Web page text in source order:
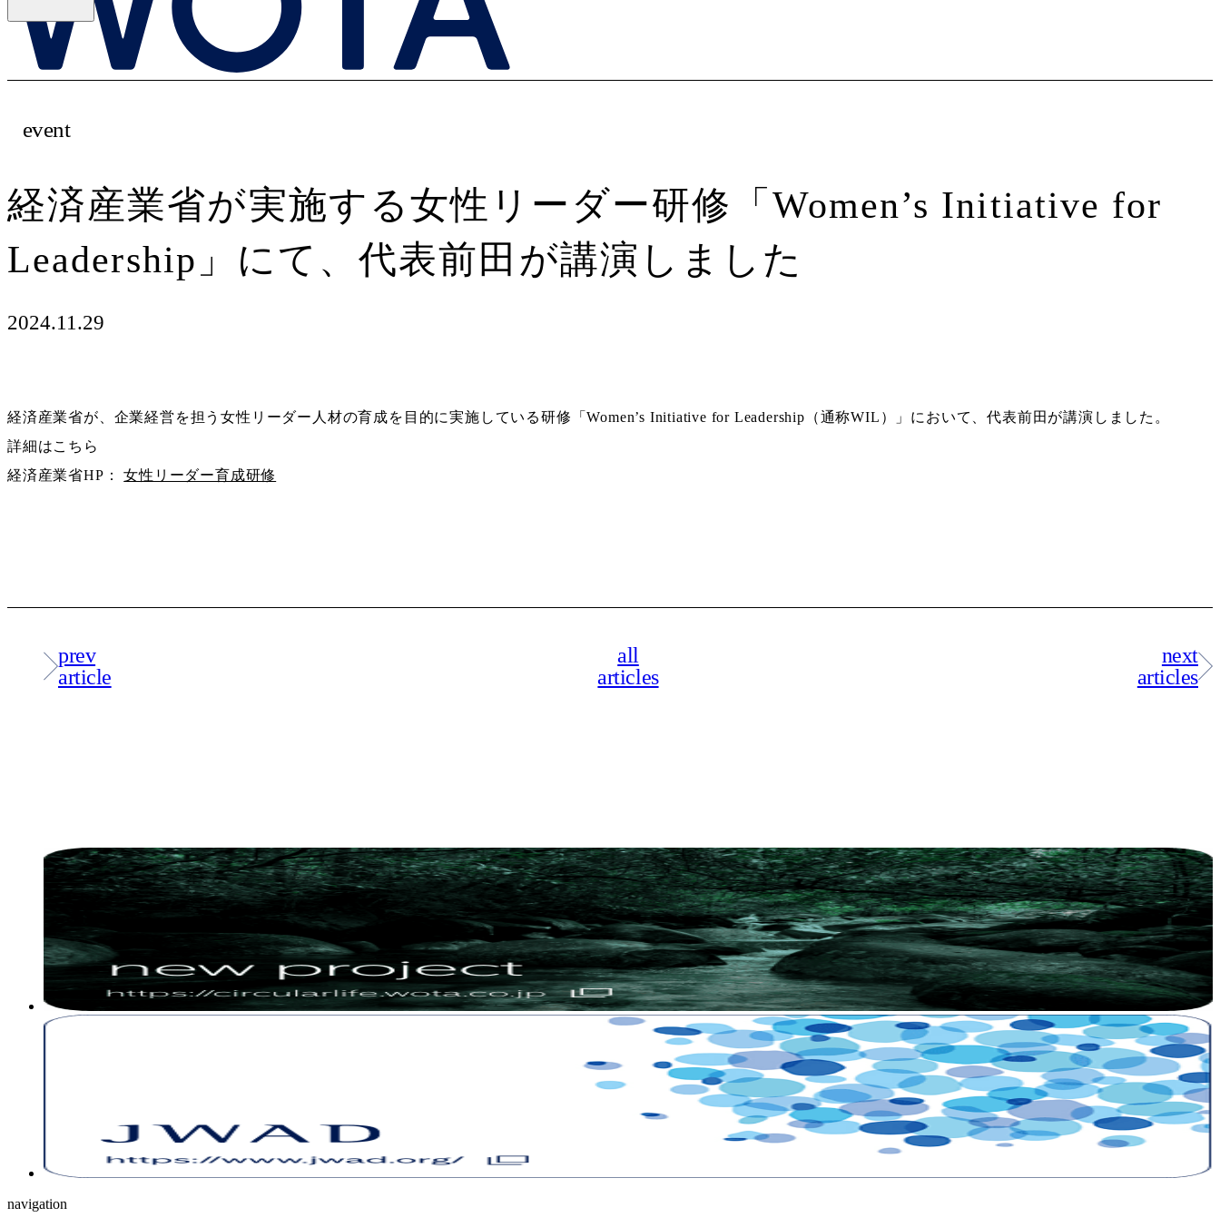
event
経済産業省が実施する女性リーダー研修「Women’s Initiative for
Leadership」にて、代表前田が講演しました
2024.11.29
経済産業省が、企業経営を担う女性リーダー人材の育成を目的に実施している研修「Women’s Initiative for Leadership（通称WIL）」において、代表前田が講演しました。
詳細はこちら
経済産業省HP：女性リーダー育成研修
prev
article
all
articles
next
articles
navigation